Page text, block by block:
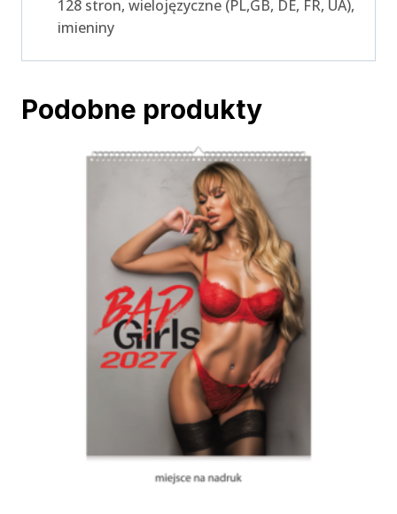
128 stron, wielojęzyczne (PL,GB, DE, FR, UA),
imieniny
Podobne produkty